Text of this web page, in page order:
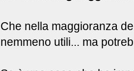
Che nella maggioranza
nemmeno utili... ma